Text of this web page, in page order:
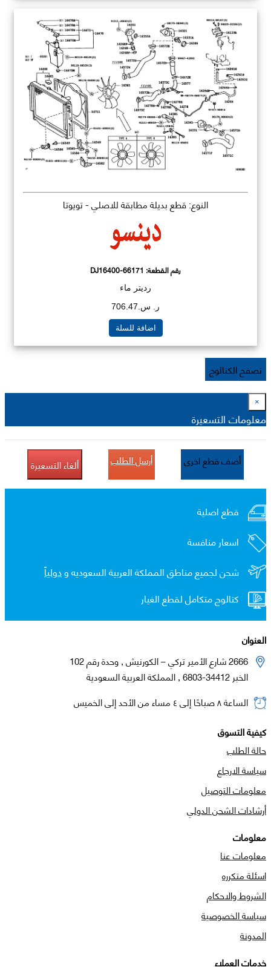
النوع: قطع بديلة مطابقة للاصلي - تويوتا
رقم القطعة: DJ16400-66171
رديتر ماء
ر. س.706.47
اضافة للسلة
تصفح الكتالوج
×
معلومات التسعيرة
أضف قطع اخرى أرسل الطلب ألغاء التسعيرة
قطع اصلية
اسعار منافسة
شحن لجميع مناطق المملكة العربية السعوديه ودولياً
كتالوج متكامل لقطع الغيار
العنوان
2666 شارع الأمير تركي – الكورنيش , وحدة رقم 102
الخبر 34412-6803 , المملكة العربية السعودية
الساعة ٨ صباحًا إلى ٤ مساء من الأحد إلى الخميس
كيفية التسوق
حالة الطلب
سياسة الارجاع
معلومات التوصيل
أرشادات الشحن الدولي
معلومات
معلومات عنا
اسئلة متكرره
الشروط والاحكام
سياسة الخصوصية
المدونة
خدمات العملاء